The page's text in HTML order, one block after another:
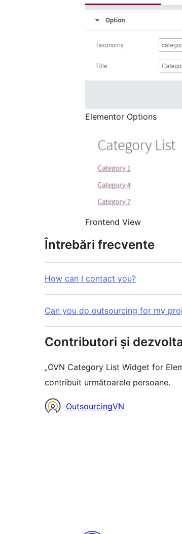
Elementor Options
Frontend View
Întrebări frecvente
How can I contact you?
Can you do outsourcing for my
Contributori și
„OVN Category List Widget for
contribuit următoarele persoane.
ContributoriOutsourcingVN